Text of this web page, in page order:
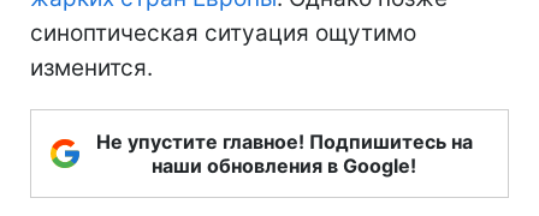
синоптическая ситуация ощутимо
изменится.
Не упустите главное! Подпишитесь на
наши обновления в Google!